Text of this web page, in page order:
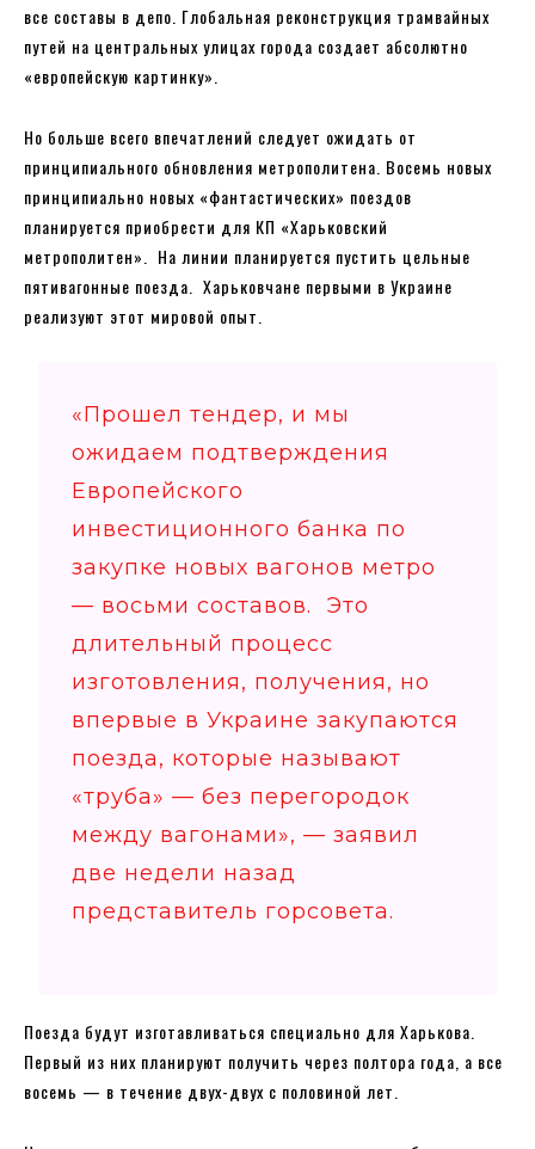
все составы в депо. Глобальная реконструкция трамвайных
путей на центральных улицах города создает абсолютно
«европейскую картинку».
Но больше всего впечатлений следует ожидать от
принципиального обновления метрополитена. Восемь новых
принципиально новых «фантастических» поездов
планируется приобрести для КП «Харьковский
метрополитен». На линии планируется пустить цельные
пятивагонные поезда. Харьковчане первыми в Украине
реализуют этот мировой опыт.
«Прошел тендер, и мы
ожидаем подтверждения
Европейского
инвестиционного банка по
закупке новых вагонов метро
— восьми составов. Это
длительный процесс
изготовления, получения, но
впервые в Украине закупаются
поезда, которые называют
«труба» — без перегородок
между вагонами», — заявил
две недели назад
представитель горсовета.
Поезда будут изготавливаться специально для Харькова.
Первый из них планируют получить через полтора года, а все
восемь — в течение двух-двух с половиной лет.